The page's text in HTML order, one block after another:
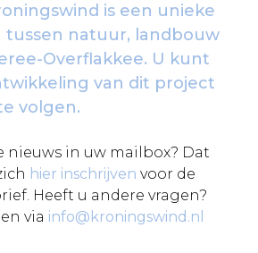
is een unieke
tussen natuur, landbouw
Overflakkee. U kunt
van dit project
volgen.
nieuws in uw mailbox? Dat
hier inschrijven voor de
Heeft u andere vragen?
via info@kroningswind.nl